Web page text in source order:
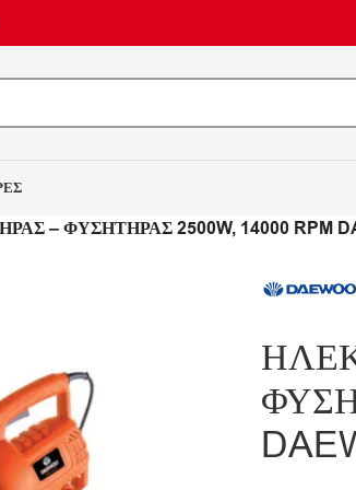
– ΦΥΣΗΤΗΡΑΣ 2500W, 14000 RPM